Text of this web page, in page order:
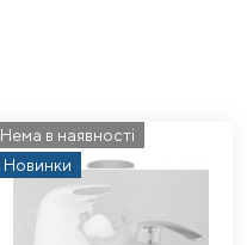
Нема в наявності
Новинки